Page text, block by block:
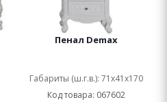
Пенал Demax
Габариты (ш.г.в.): 71x41x170
Код товара: 067602